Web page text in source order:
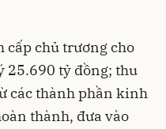
chủ trương cho
25.690 tỷ đồng; thu
các thành phần kinh
thành, đưa vào